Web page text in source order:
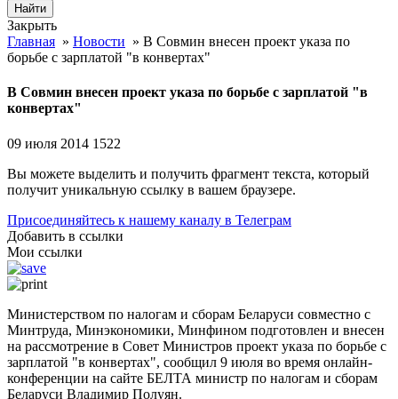
Закрыть
Главная » Новости » В Совмин внесен проект указа по
борьбе с зарплатой "в конвертах"
В Совмин внесен проект указа по борьбе с зарплатой "в
конвертах"
09 июля 2014 1522
Вы можете выделить и получить фрагмент текста, который
получит уникальную ссылку в вашем браузере.
Присоединяйтесь к нашему каналу в Телеграм
Добавить в ссылки
Мои ссылки
Министерством по налогам и сборам Беларуси совместно с
Минтруда, Минэкономики, Минфином подготовлен и внесен
на рассмотрение в Совет Министров проект указа по борьбе с
зарплатой "в конвертах", сообщил 9 июля во время онлайн-
конференции на сайте БЕЛТА министр по налогам и сборам
Беларуси Владимир Полуян.